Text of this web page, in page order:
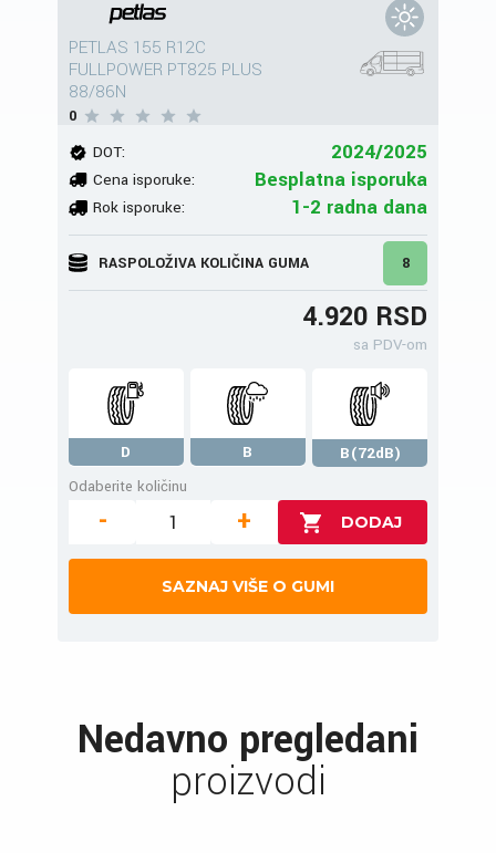
PETLAS 155 R12C
FULLPOWER PT825 PLUS
88/86N
0
DOT: 2024/2025
Cena isporuke: Besplatna isporuka
Rok isporuke: 1-2 radna dana
RASPOLOŽIVA KOLIČINA GUMA 8
4.920 RSD
sa PDV-om
D B
B(72dB)
Odaberite količinu
- +
SAZNAJ VIŠE O GUMI
Nedavno pregledani
proizvodi